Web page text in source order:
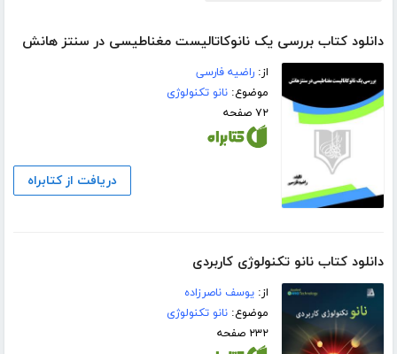
دانلود کتاب بررسی یک نانوکاتالیست مغناطیسی در سنتز هانش
از:راضیه فارسی
موضوع:نانو تکنولوژی
۷۲ صفحه
دریافت از کتابراه
دانلود کتاب نانو تکنولوژی کاربردی
از:یوسف ناصرزاده
موضوع:نانو تکنولوژی
۲۳۲ صفحه